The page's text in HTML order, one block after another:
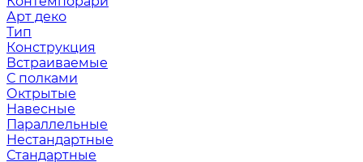
Арт деко
Тип
Конструкция
Встраиваемые
С полками
Октрытые
Навесные
Параллельные
Нестандартные
Стандартные